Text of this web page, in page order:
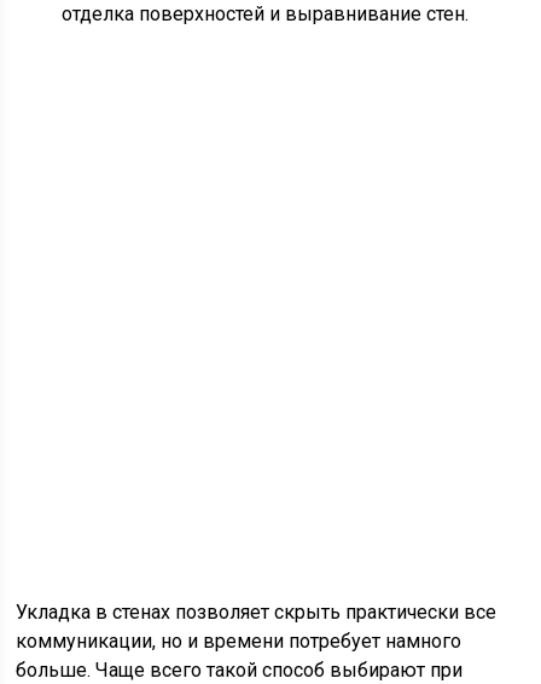
отделка поверхностей и выравнивание стен.
Укладка в стенах позволяет скрыть практически все
коммуникации, но и времени потребует намного
больше. Чаще всего такой способ выбирают при